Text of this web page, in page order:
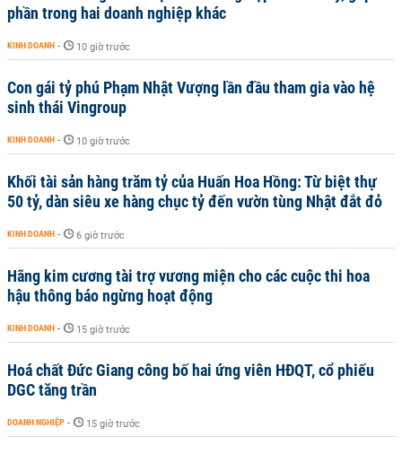
phần trong hai doanh nghiệp khác
KINH DOANH - 10 giờ trước
Con gái tỷ phú Phạm Nhật Vượng lần đầu tham gia vào hệ
sinh thái Vingroup
KINH DOANH - 10 giờ trước
Khối tài sản hàng trăm tỷ của Huấn Hoa Hồng: Từ biệt thự
50 tỷ, dàn siêu xe hàng chục tỷ đến vườn tùng Nhật đắt đỏ
KINH DOANH - 6 giờ trước
Hãng kim cương tài trợ vương miện cho các cuộc thi hoa
hậu thông báo ngừng hoạt động
KINH DOANH - 15 giờ trước
Hoá chất Đức Giang công bố hai ứng viên HĐQT, cổ phiếu
DGC tăng trần
DOANH NGHIỆP - 15 giờ trước